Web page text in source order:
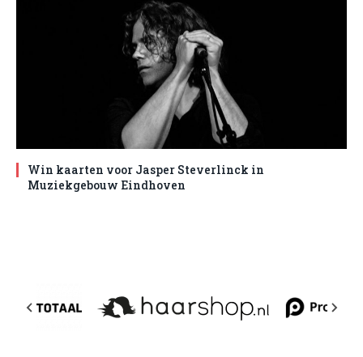
Win kaarten voor Jasper Steverlinck in
Muziekgebouw Eindhoven